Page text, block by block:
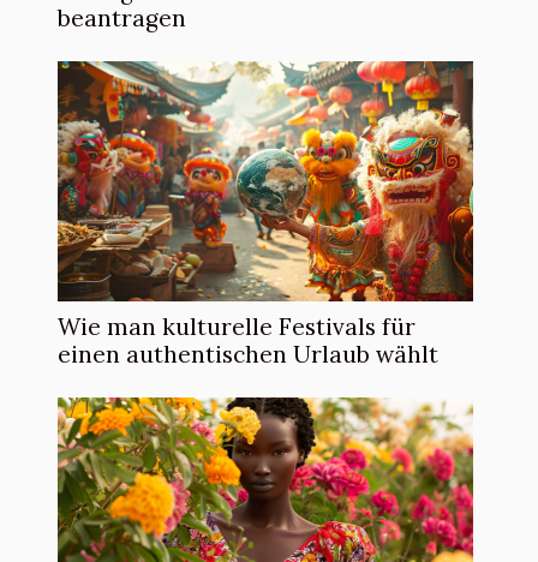
beantragen
Wie man kulturelle Festivals für
einen authentischen Urlaub wählt